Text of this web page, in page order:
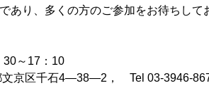
あり、多くの方のご参加をお待ちして
～17：10
京区千石4―38―2， Tel 03-3946-